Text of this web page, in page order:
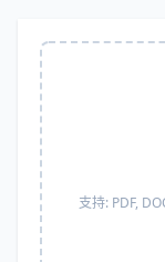
支持: PDF,